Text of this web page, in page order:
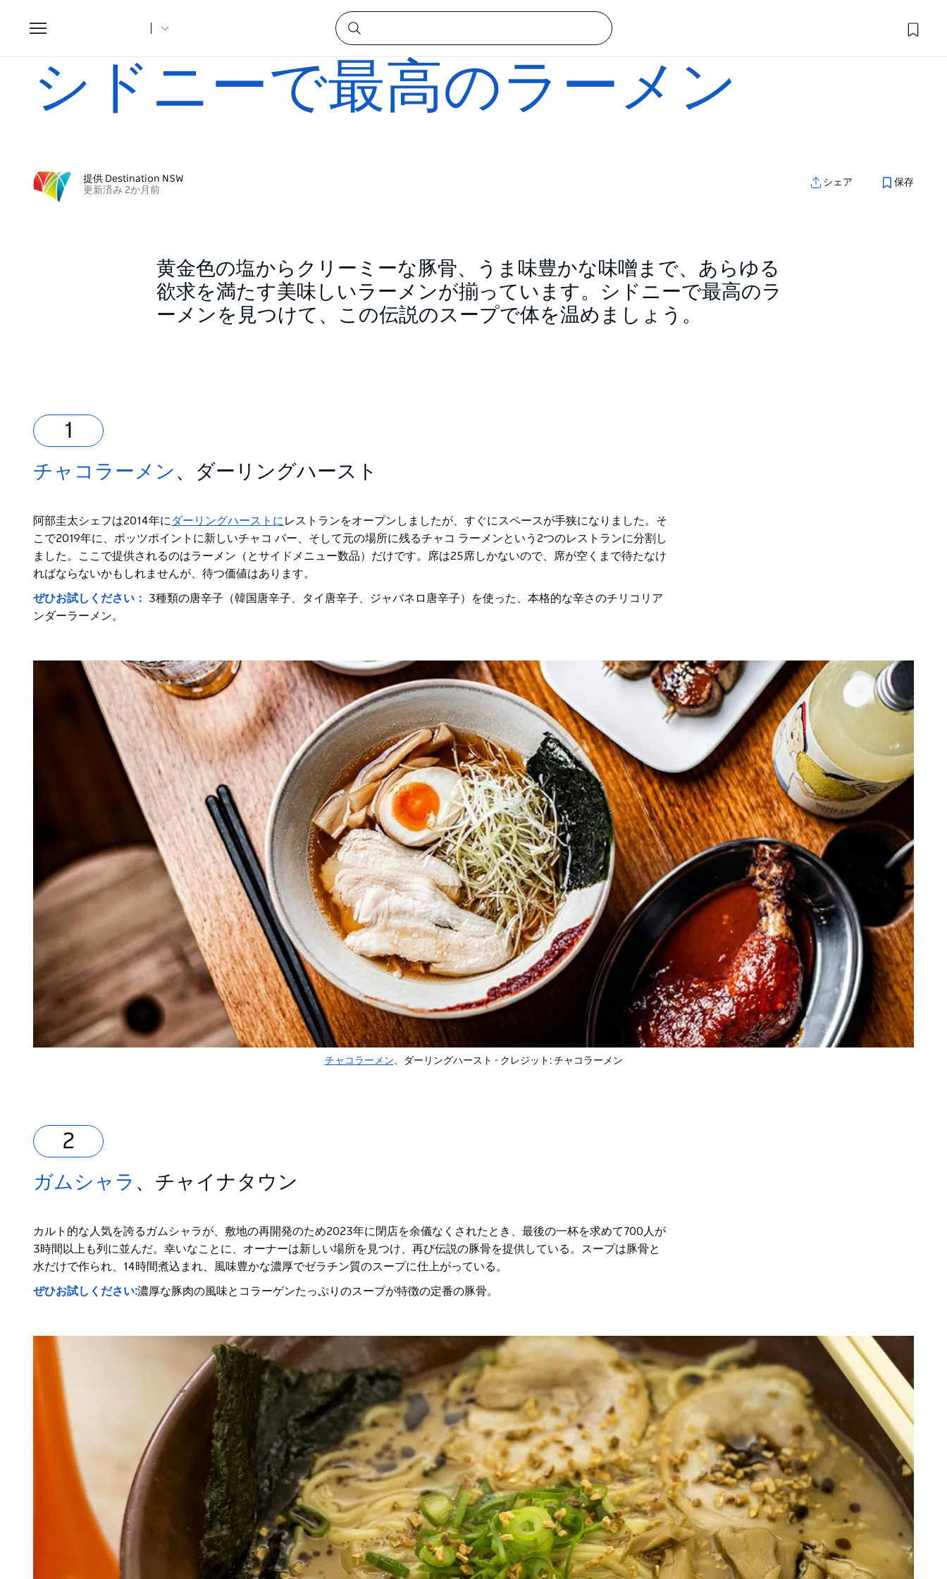
Toggle
navigation
シドニーで最高のラーメン
提供 Destination NSW
更新済み 2か月前
シェア 保存
黄金色の塩からクリーミーな豚骨、うま味豊かな味噌まで、あらゆる
欲求を満たす美味しいラーメンが揃っています。シドニーで最高のラ
ーメンを見つけて、この伝説のスープで体を温めましょう。
チャコラーメン 、ダーリングハースト
阿部圭太シェフは2014年に ダーリングハーストに レストランをオープンしましたが、すぐにスペースが手狭になりました。そ
こで2019年に、ポッツポイントに新しいチャコ バー、そして元の場所に残るチャコ ラーメンという2つのレストランに分割し
ました。ここで提供されるのはラーメン（とサイドメニュー数品）だけです。席は25席しかないので、席が空くまで待たなけ
ればならないかもしれませんが、待つ価値はあります。
ぜひお試しください：
3種類の唐辛子（韓国唐辛子、タイ唐辛子、ジャバネロ唐辛子）を使った、本格的な辛さのチリコリア
ンダーラーメン。
チャコラーメン、ダーリングハースト - クレジット: チャコラーメン
ガムシャラ 、チャイナタウン
カルト的な人気を誇るガムシャラが、敷地の再開発のため2023年に閉店を余儀なくされたとき、最後の一杯を求めて700人が
3時間以上も列に並んだ。幸いなことに、オーナーは新しい場所を見つけ、再び伝説の豚骨を提供している。スープは豚骨と
水だけで作られ、14時間煮込まれ、風味豊かな濃厚でゼラチン質のスープに仕上がっている。
ぜひお試しください:濃厚な豚肉の風味とコラーゲンたっぷりのスープが特徴の定番の豚骨。